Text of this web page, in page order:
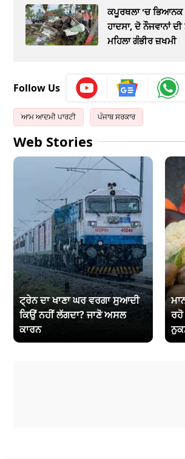
ਕਪੂਰਥਲਾ 'ਚ
ਹਾਦਸਾ, ਦੋ ਨੌਜਵਾਨਾਂ
ਮਹਿਲਾ ਗੰਭੀਰ ਜ਼ਖਮੀ
Follow Us
ਆਮ ਆਦਮੀ ਪਾਰਟੀ ਪੰਜਾਬ ਸਰਕਾਰ
Web Stories
ਟ੍ਰੇਨ ਦਾ ਖਾਣਾ ਘਰ ਵਰਗਾ ਸੁਆਦੀ
ਕਿਉਂ ਨਹੀਂ ਲੱਗਦਾ? ਜਾਣੋ ਅਸਲ
ਕਾਰਨ
ਰਹੋ